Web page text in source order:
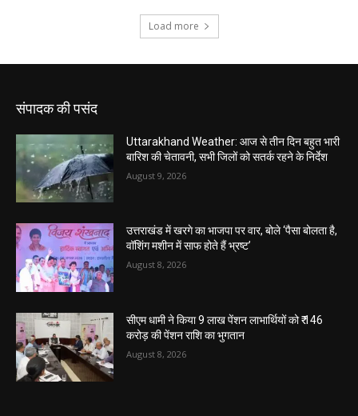
संपादक की पसंद
Uttarakhand Weather: आज से तीन दिन बहुत भारी
बारिश की चेतावनी, सभी जिलों को सतर्क रहने के निर्देश
August 9, 2026
उत्तराखंड में खरगे का भाजपा पर वार, बोले ‘पैसा बोलता है,
वॉशिंग मशीन में साफ होते हैं भ्रष्ट’
August 8, 2026
सीएम धामी ने किया 9 लाख पेंशन लाभार्थियों को ₹ 146
करोड़ की पेंशन राशि का भुगतान
August 8, 2026